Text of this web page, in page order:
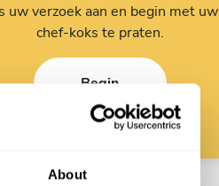
About
uw verzoek aan en begin met uw
chef-koks te praten.
Begin